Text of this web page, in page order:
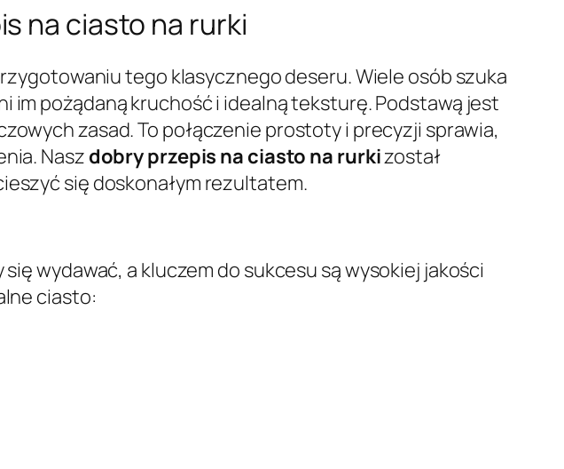
na ciasto na rurki
tego klasycznego deseru. Wiele osób szuka
im pożądaną kruchość i idealną teksturę. Podstawą jest
zasad. To połączenie prostoty i precyzji sprawia,
Nasz dobry przepis na ciasto na rurkizostał
się doskonałym rezultatem.
wydawać, a kluczem do sukcesu są wysokiej jakości
ciasto: